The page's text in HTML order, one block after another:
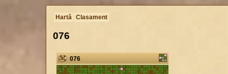
Hartă Clasament
076
076